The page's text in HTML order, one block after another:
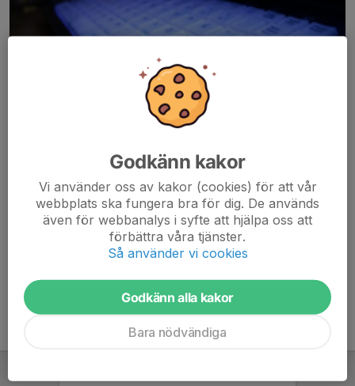
Här hamnar automatiskt de senaste nyheterna på hemsidan. För
att kunna börja administrera hemsidan loggar du in högst upp till
höger.
Godkänn kakor
Vi använder oss av kakor (cookies) för att vår
webbplats ska fungera bra för dig. De används
även för webbanalys i syfte att hjälpa oss att
förbättra våra tjänster.
Så använder vi cookies
Godkänn alla kakor
Bara nödvändiga